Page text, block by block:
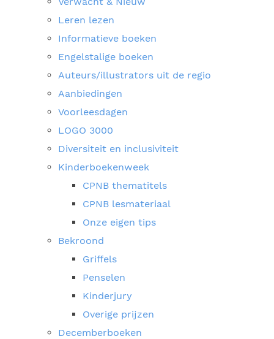
Leren lezen
Informatieve boeken
Engelstalige boeken
Auteurs/illustrators uit de regio
Aanbiedingen
Voorleesdagen
LOGO 3000
Diversiteit en inclusiviteit
Kinderboekenweek
CPNB thematitels
CPNB lesmateriaal
Onze eigen tips
Bekroond
Griffels
Penselen
Kinderjury
Overige prijzen
Decemberboeken